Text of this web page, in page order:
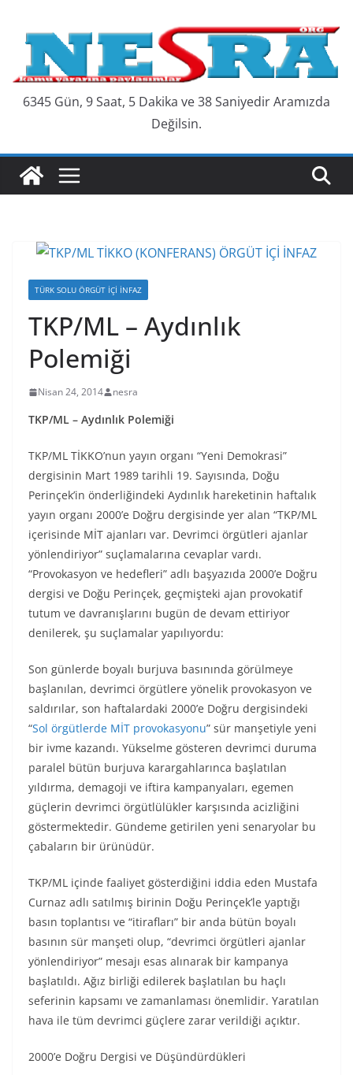
content
6345 Gün, 9 Saat, 5 Dakika ve 38 Saniyedir Aramızda
Değilsin.
TÜRK SOLU ÖRGÜT İÇI İNFAZ
TKP/ML – Aydınlık
Polemiği
Nisan 24, 2014 nesra
TKP/ML – Aydınlık Polemiği
TKP/ML TİKKO’nun yayın organı “Yeni Demokrasi”
dergisinin Mart 1989 tarihli 19. Sayısında, Doğu
Perinçek’in önderliğindeki Aydınlık hareketinin haftalık
yayın organı 2000’e Doğru dergisinde yer alan “TKP/ML
içerisinde MİT ajanları var. Devrimci örgütleri ajanlar
yönlendiriyor” suçlamalarına cevaplar vardı.
“Provokasyon ve hedefleri” adlı başyazıda 2000’e Doğru
dergisi ve Doğu Perinçek, geçmişteki ajan provokatif
tutum ve davranışlarını bugün de devam ettiriyor
denilerek, şu suçlamalar yapılıyordu:
Son günlerde boyalı burjuva basınında görülmeye
başlanılan, devrimci örgütlere yönelik provokasyon ve
saldırılar, son haftalardaki 2000’e Doğru dergisindeki
“Sol örgütlerde MİT provokasyonu” sür manşetiyle yeni
bir ivme kazandı. Yükselme gösteren devrimci duruma
paralel bütün burjuva karargahlarınca başlatılan
yıldırma, demagoji ve iftira kampanyaları, egemen
güçlerin devrimci örgütlülükler karşısında acizliğini
göstermektedir. Gündeme getirilen yeni senaryolar bu
çabaların bir ürünüdür.
TKP/ML içinde faaliyet gösterdiğini iddia eden Mustafa
Curnaz adlı satılmış birinin Doğu Perinçek’le yaptığı
basın toplantısı ve “itirafları” bir anda bütün boyalı
basının sür manşeti olup, “devrimci örgütleri ajanlar
yönlendiriyor” mesajı esas alınarak bir kampanya
başlatıldı. Ağız birliği edilerek başlatılan bu haçlı
seferinin kapsamı ve zamanlaması önemlidir. Yaratılan
hava ile tüm devrimci güçlere zarar verildiği açıktır.
2000’e Doğru Dergisi ve Düşündürdükleri